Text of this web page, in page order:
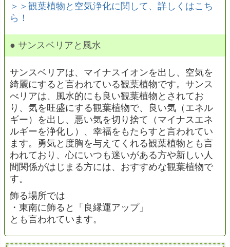
＞＞観葉植物と空気浄化に関して、詳しくはこち
ら！
● サンスベリアと風水
サンスベリアは、マイナスイオンを出し、空気を
綺麗にすると言われている観葉植物です。サンス
べリアは、風水的にも良い観葉植物とされてお
り、気を旺盛にする観葉植物で、良い気（エネル
ギー）を出し、悪い気を切り捨て（マイナスエネ
ルギーを浄化し）、幸福をもたらすと言われてい
ます。勇気と度胸を与えてくれる観葉植物とも言
われており、心にいつも迷いがある方や新しい人
間関係がはじまる方には、おすすめな観葉植物で
す。
飾る場所では
・東南に飾ると「良縁運アップ」
とも言われています。